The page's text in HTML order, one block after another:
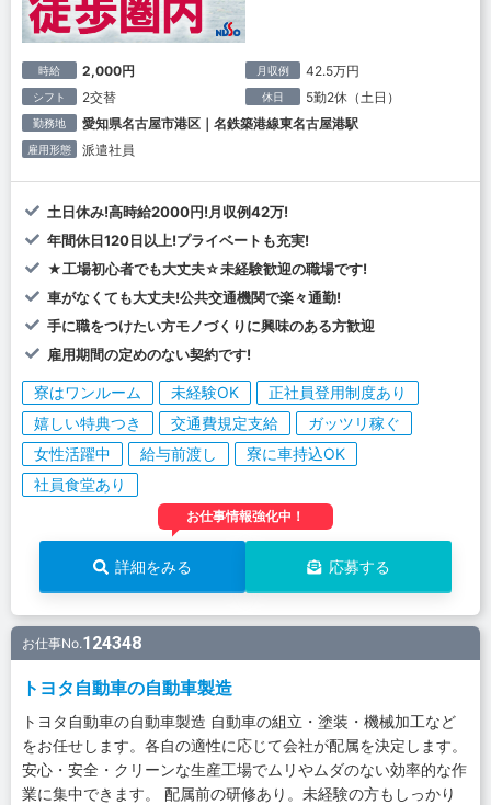
時給 2,000円 月収例 42.5万円
シフト 2交替 休日 5勤2休（土日）
勤務地 愛知県名古屋市港区｜名鉄築港線東名古屋港駅
雇用形態 派遣社員
土日休み!高時給2000円!月収例42万!
年間休日120日以上!プライベートも充実!
★工場初心者でも大丈夫☆未経験歓迎の職場です!
車がなくても大丈夫!公共交通機関で楽々通勤!
手に職をつけたい方モノづくりに興味のある方歓迎
雇用期間の定めのない契約です!
寮はワンルーム 未経験OK
正社員登用制度あり
嬉しい特典つき
交通費規定支給
ガッツリ稼ぐ
女性活躍中
給与前渡し
寮に車持込OK
社員食堂あり
お仕事情報強化中！
詳細をみる 応募する
お仕事No.124348
トヨタ自動車の自動車製造
トヨタ自動車の自動車製造 自動車の組立・塗装・機械加工など
をお任せします。各自の適性に応じて会社が配属を決定します。
安心・安全・クリーンな生産工場でムリやムダのない効率的な作
業に集中できます。 配属前の研修あり。未経験の方もしっかり